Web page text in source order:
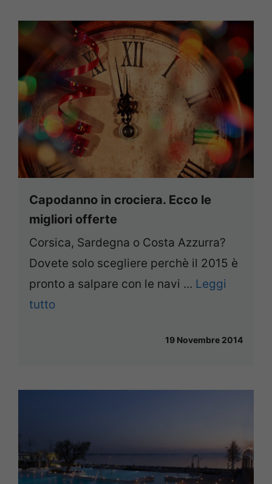
Capodanno in crociera. Ecco le
migliori offerte
Corsica, Sardegna o Costa Azzurra?
Dovete solo scegliere perchè il 2015 è
pronto a salpare con le navi ... Leggi
tutto
19 Novembre 2014